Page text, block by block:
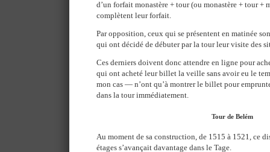
d’un forfait monastère + tour (ou monastère + tour +
complètent leur forfait.
Par opposition, ceux qui se présentent en matinée
qui ont décidé de débuter par la tour leur visite des
Ces derniers doivent donc attendre en ligne pour
qui ont acheté leur billet la veille sans avoir eu le
mon cas — n’ont qu’à montrer le billet pour
dans la tour immédiatement.
Tour de Belém
Au moment de sa construction, de 1515 à 1521, ce
étages s’avançait davantage dans le Tage.